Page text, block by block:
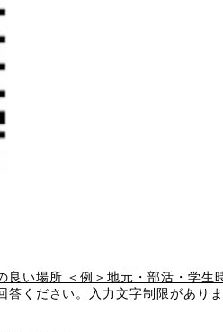
い場所 ＜例＞地元・部活・学生
ください。入力文字制限があり